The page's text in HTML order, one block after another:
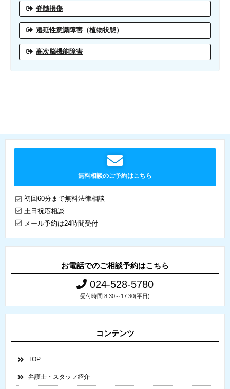
脊髄損傷
遷延性意識障害（植物状態）
高次脳機能障害
無料相談のご予約はこちら
初回60分まで無料法律相談
土日祝応相談
メール予約は24時間受付
お電話でのご相談予約はこちら
024-528-5780
受付時間 8:30～17:30(平日)
コンテンツ
TOP
弁護士・スタッフ紹介